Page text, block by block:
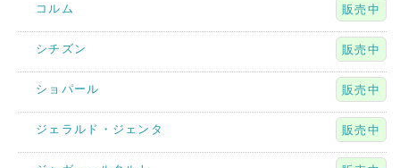
コルム 販売中
シチズン 販売中
ショパール 販売中
ジェラルド・ジェンタ 販売中